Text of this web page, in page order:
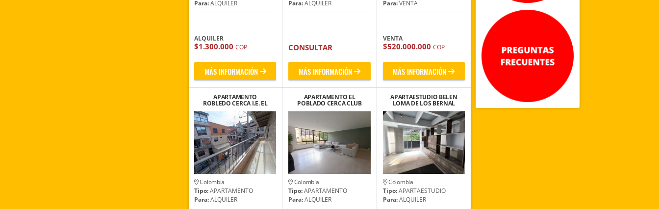
Para:ALQUILER
ALQUILER
$1.300.000 COP
MÁS INFORMACIÓN
Para:ALQUILER
CONSULTAR
MÁS INFORMACIÓN
Para:VENTA
VENTA
$520.000.000 COP
MÁS INFORMACIÓN
APARTAMENTO
ROBLEDO CERCA I.E. EL
DIAMANTE
Colombia
Tipo:APARTAMENTO
Para:ALQUILER
APARTAMENTO EL
POBLADO CERCA CLUB
CAMPESTRE
Colombia
Tipo:APARTAMENTO
Para:ALQUILER
APARTAESTUDIO BELÉN
LOMA DE LOS BERNAL
Colombia
Tipo:APARTAESTUDIO
Para:ALQUILER